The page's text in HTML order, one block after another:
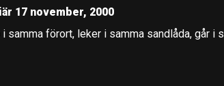
17 november, 2000
samma förort, leker i samma sandlåda, går i